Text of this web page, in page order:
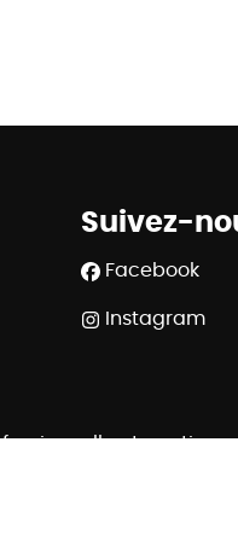
Suivez-
Facebook
Instagram
et